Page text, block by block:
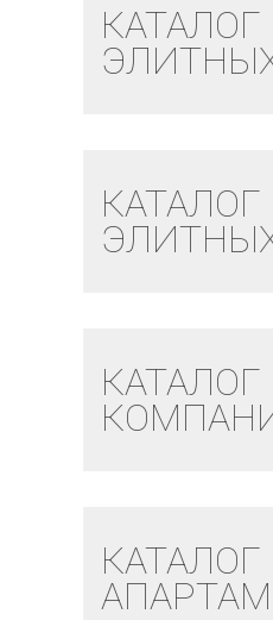
КАТАЛОГ
КАТАЛОГ
КАТАЛОГ
КАТАЛОГ